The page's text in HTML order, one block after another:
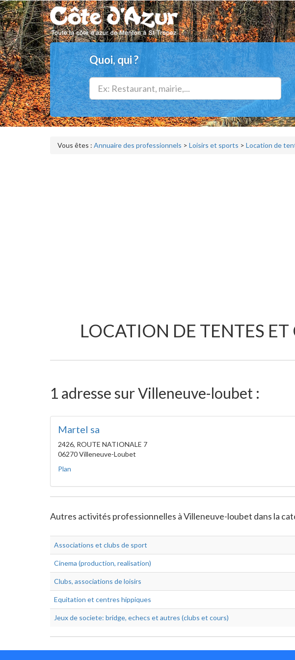
Quoi, qui ?
Vous êtes : Annuaire des professionnels > Loisirs et sports > Location de
LOCATION DE TENTES
1 adresse sur Villeneuve-loubet :
Martel sa
2426, ROUTE NATIONALE 7
06270 Villeneuve-Loubet
Plan
Autres activités professionnelles à Villeneuve-loubet dans la
Associations et clubs de sport
Cinema (production, realisation)
Clubs, associations de loisirs
Equitation et centres hippiques
Jeux de societe: bridge, echecs et autres (clubs et cours)